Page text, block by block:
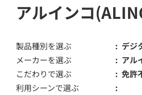
アルインコ
製品種別を選ぶ
デジ
メーカーを選ぶ
アル
こだわりで選ぶ
免許
利用シーンで選ぶ